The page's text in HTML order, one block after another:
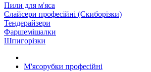
Пили для м'яса
Слайсери професійні (Скиборізки)
Тендерайзери
Фаршемішалки
Шпигорізки
М'ясорубки професійні